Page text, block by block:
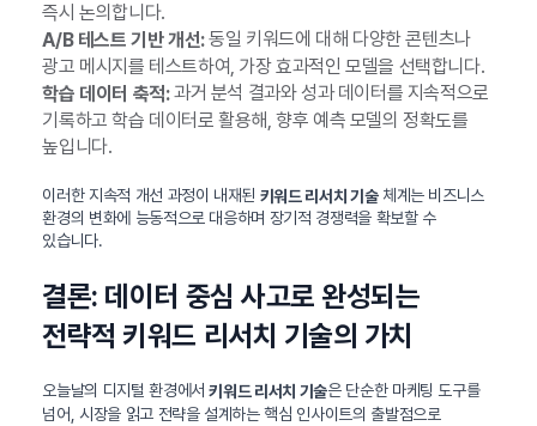
즉시 논의합니다.
A/B 테스트 기반 개선:동일 키워드에 대해 다양한 콘텐츠나
광고 메시지를 테스트하여, 가장 효과적인 모델을 선택합니다.
학습 데이터 축적:과거 분석 결과와 성과 데이터를 지속적으로
기록하고 학습 데이터로 활용해, 향후 예측 모델의 정확도를
높입니다.
이러한 지속적 개선 과정이 내재된 키워드 리서치 기술체계는 비즈니스
환경의 변화에 능동적으로 대응하며 장기적 경쟁력을 확보할 수
있습니다.
결론: 데이터 중심 사고로 완성되는
전략적 키워드 리서치 기술의 가치
오늘날의 디지털 환경에서키워드 리서치 기술은 단순한 마케팅 도구를
넘어, 시장을 읽고 전략을 설계하는 핵심 인사이트의 출발점으로